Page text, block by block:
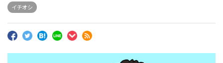
イチオシ